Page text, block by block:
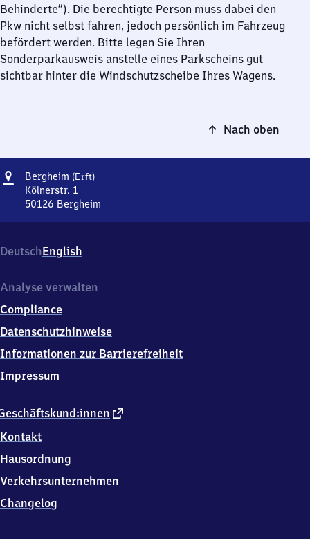
Behinderte“). Die berechtigte Person muss dabei den
Pkw nicht selbst fahren, jedoch persönlich im Fahrzeug
befördert werden. Bitte legen Sie Ihren
Sonderparkausweis anstelle eines Parkscheins gut
sichtbar hinter die Windschutzscheibe Ihres Wagens.
Nach oben
Adresse
Bergheim (Erft)Bergheim
Kölnerstr. 1
50126 Bergheim
Kölnerstr.
1,
0
2
6
DeutschEnglish
externer
Kontakt
Hausordnung
Verkehrsunternehmen
Changelog
Analyse verwalten
Compliance
Datenschutzhinweise
Informationen zur Barrierefreiheit
Impressum